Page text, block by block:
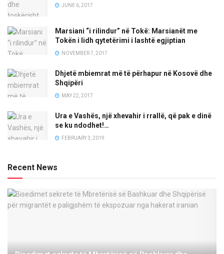
JUNE 6, 2017
Marsiani “i rilindur” në Tokë: Marsianët me
Tokën i lidh qytetërimi i lashtë egjiptian
NOVEMBER 7, 2017
Dhjetë mbiemrat më të përhapur në Kosovë dhe
Shqipëri
MAY 22, 2017
Ura e Vashës, një xhevahir i rrallë, që pak e dinë
se ku ndodhet!…
FEBRUARY 3, 2019
Recent News